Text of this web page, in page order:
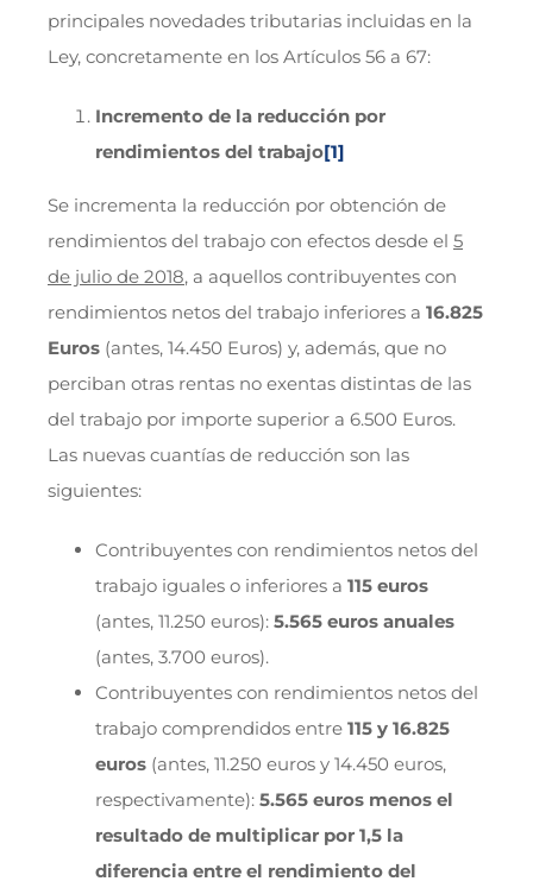
principales novedades tributarias incluidas en la
Ley, concretamente en los Artículos 56 a 67:
Incremento de la reducción por
rendimientos del trabajo[1]
Se incrementa la reducción por obtención de
rendimientos del trabajo con efectos desde el 5
de julio de 2018, a aquellos contribuyentes con
rendimientos netos del trabajo inferiores a 16.825
Euros (antes, 14.450 Euros) y, además, que no
perciban otras rentas no exentas distintas de las
del trabajo por importe superior a 6.500 Euros.
Las nuevas cuantías de reducción son las
siguientes:
Contribuyentes con rendimientos netos del
trabajo iguales o inferiores a 115 euros
(antes, 11.250 euros): 5.565 euros anuales
(antes, 3.700 euros).
Contribuyentes con rendimientos netos del
trabajo comprendidos entre 115 y 16.825
euros (antes, 11.250 euros y 14.450 euros,
respectivamente): 5.565 euros menos el
resultado de multiplicar por 1,5 la
diferencia entre el rendimiento del